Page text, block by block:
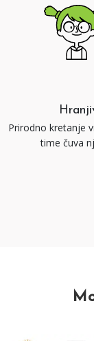
Prirodno kretanje
time čuva